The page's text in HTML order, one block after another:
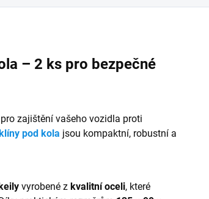
– 2 ks pro bezpečné
zajištění vašeho vozidla proti
pod kola jsou kompaktní, robustní a
vyrobené z kvalitní oceli, které